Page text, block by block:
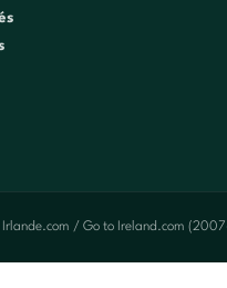
Irlande.com / Go to Ireland.com